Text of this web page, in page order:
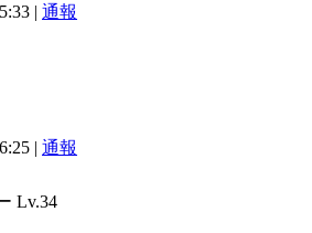
| 通報
| 通報
Lv.34